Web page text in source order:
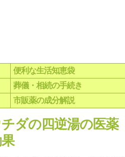
便利な生活知恵袋
葬儀・相続の手続き
市販薬の成分解説
ダの四逆湯の医薬